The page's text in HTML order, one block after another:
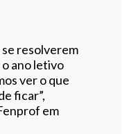
resolverem
o ano letivo
ver o que
ficar”,
em